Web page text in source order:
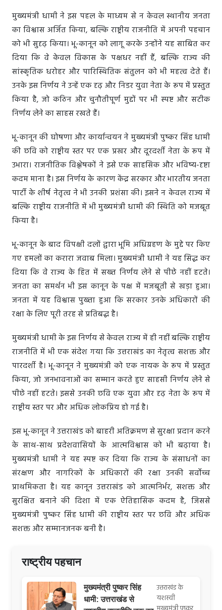
मुख्यमंत्री धामी ने इस पहल के माध्यम से न केवल स्थानीय जनता
का विश्वास अर्जित किया, बल्कि राष्ट्रीय राजनीति में अपनी पहचान
को भी सुदृढ़ किया। भू-कानून को लागू करके उन्होंने यह साबित कर
दिया कि वे केवल विकास के पक्षधर नहीं हैं, बल्कि राज्य की
सांस्कृतिक धरोहर और पारिस्थितिक संतुलन को भी महत्व देते हैं।
उनके इस निर्णय ने उन्हें एक दृढ़ और निडर युवा नेता के रूप में प्रस्तुत
किया है, जो कठिन और चुनौतीपूर्ण मुद्दों पर भी स्पष्ट और सटीक
निर्णय लेने का साहस रखते हैं।
भू-कानून की घोषणा और कार्यान्वयन ने मुख्यमंत्री पुष्कर सिंह धामी
की छवि को राष्ट्रीय स्तर पर एक प्रखर और दूरदर्शी नेता के रूप में
उभारा। राजनीतिक विश्लेषकों ने इसे एक साहसिक और भविष्य-दृष्टा
कदम माना है। इस निर्णय के कारण केंद्र सरकार और भारतीय जनता
पार्टी के शीर्ष नेतृत्व ने भी उनकी प्रशंसा की। इसने न केवल राज्य में
बल्कि राष्ट्रीय राजनीति में भी मुख्यमंत्री धामी की स्थिति को मजबूत
किया है।
भू-कानून के बाद विपक्षी दलों द्वारा भूमि अधिग्रहण के मुद्दे पर किए
गए हमलों का करारा जवाब मिला। मुख्यमंत्री धामी ने यह सिद्ध कर
दिया कि वे राज्य के हित में सख्त निर्णय लेने से पीछे नहीं हटते।
जनता का समर्थन भी इस कानून के पक्ष में मजबूती से खड़ा हुआ।
जनता में यह विश्वास पुख्ता हुआ कि सरकार उनके अधिकारों की
रक्षा के लिए पूरी तरह से प्रतिबद्ध है।
मुख्यमंत्री धामी के इस निर्णय से केवल राज्य में ही नहीं बल्कि राष्ट्रीय
राजनीति में भी एक संदेश गया कि उत्तराखंड का नेतृत्व सशक्त और
पारदर्शी है। भू-कानून ने मुख्यमंत्री को एक नायक के रूप में प्रस्तुत
किया, जो जनभावनाओं का सम्मान करते हुए साहसी निर्णय लेने से
पीछे नहीं हटते। इससे उनकी छवि एक युवा और दृढ़ नेता के रूप में
राष्ट्रीय स्तर पर और अधिक लोकप्रिय हो गई है।
इस भू-कानून ने उत्तराखंड को बाहरी अतिक्रमण से सुरक्षा प्रदान करने
के साथ-साथ प्रदेशवासियों के आत्मविश्वास को भी बढ़ाया है।
मुख्यमंत्री धामी ने यह स्पष्ट कर दिया कि राज्य के संसाधनों का
संरक्षण और नागरिकों के अधिकारों की रक्षा उनकी सर्वोच्च
प्राथमिकता है। यह कानून उत्तराखंड को आत्मनिर्भर, सशक्त और
सुरक्षित बनाने की दिशा में एक ऐतिहासिक कदम है, जिससे
मुख्यमंत्री पुष्कर सिंह धामी की राष्ट्रीय स्तर पर छवि और अधिक
सशक्त और सम्मानजनक बनी है।
राष्ट्रीय पहचान
मुख्यमंत्री पुष्कर सिंह
धामी: उत्तराखंड से
उत्तराखंड के
यशस्वी